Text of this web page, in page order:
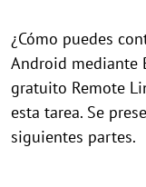
¿Cómo puedes
Android mediante
gratuito Remote
esta tarea. Se
siguientes partes.